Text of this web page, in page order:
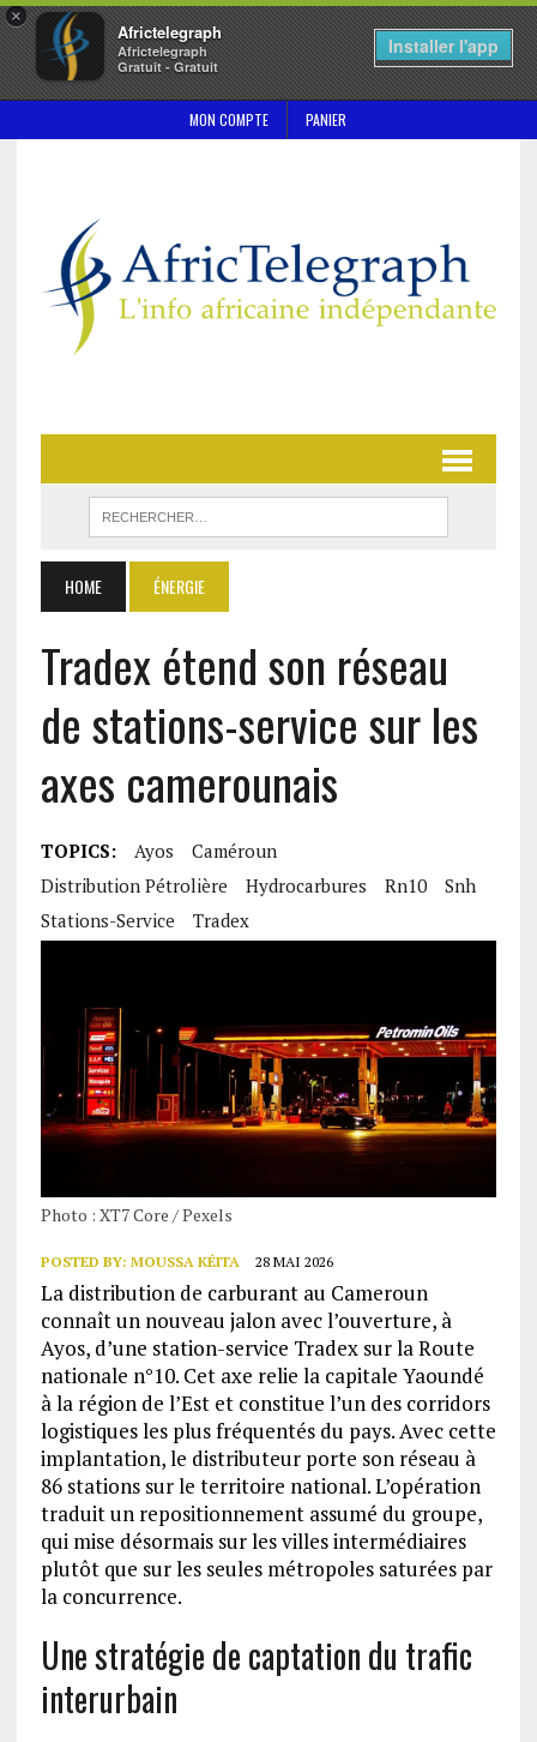
×
Africtelegraph
Africtelegraph
Gratuit - Gratuit
Installer l'app
MON COMPTE PANIER
HOME ÉNERGIE
Tradex étend son réseau
de stations-service sur les
axes camerounais
TOPICS: Ayos
Caméroun
Distribution Pétrolière
Hydrocarbures Rn10
Snh
Stations-Service
Tradex
Photo : XT7 Core / Pexels
POSTED BY: MOUSSA KÉITA 28 MAI 2026
La distribution de carburant au Cameroun
connaît un nouveau jalon avec l’ouverture, à
Ayos, d’une station-service Tradex sur la Route
nationale n°10. Cet axe relie la capitale Yaoundé
à la région de l’Est et constitue l’un des corridors
logistiques les plus fréquentés du pays. Avec cette
implantation, le distributeur porte son réseau à
86 stations sur le territoire national. L’opération
traduit un repositionnement assumé du groupe,
qui mise désormais sur les villes intermédiaires
plutôt que sur les seules métropoles saturées par
la concurrence.
Une stratégie de captation du trafic
interurbain